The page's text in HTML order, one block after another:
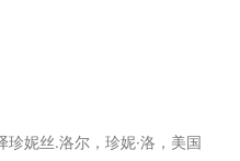
妮丝.洛尔，珍妮·洛，美国